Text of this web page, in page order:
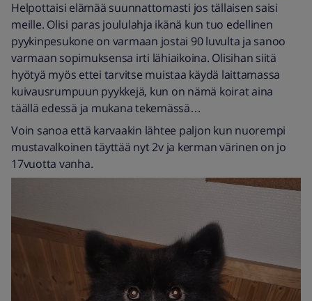
Helpottaisi elämää suunnattomasti jos tällaisen saisi
meille. Olisi paras joululahja ikänä kun tuo edellinen
pyykinpesukone on varmaan jostai 90 luvulta ja sanoo
varmaan sopimuksensa irti lähiaikoina. Olisihan siitä
hyötyä myös ettei tarvitse muistaa käydä laittamassa
kuivausrumpuun pyykkejä, kun on nämä koirat aina
täällä edessä ja mukana tekemässä…
Voin sanoa että karvaakin lähtee paljon kun nuorempi
mustavalkoinen täyttää nyt 2v ja kerman värinen on jo
17vuotta vanha.